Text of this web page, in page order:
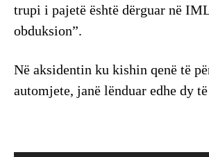
trupi i pajetë është dërguar në
obduksion”.
Në aksidentin ku kishin qenë të
automjete, janë lënduar edhe dy